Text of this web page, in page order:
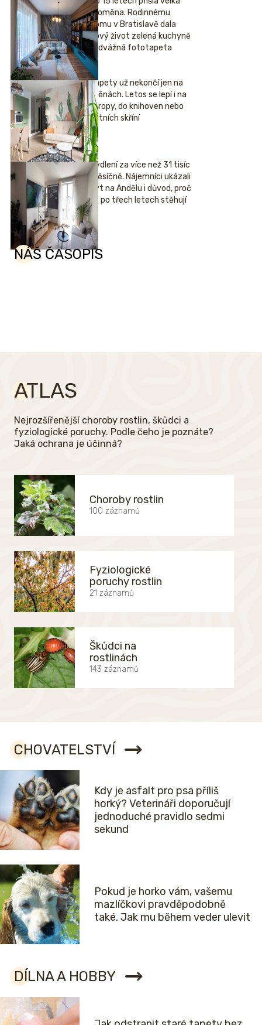
proměna. Rodinnému
domu v Bratislavě dala
nový život zelená kuchyně
i odvážná fototapeta
Tapety už nekončí jen na
stěnách. Letos se lepí i na
stropy, do knihoven nebo
šatních skříní
Bydlení za více než 31 tisíc
měsíčně. Nájemníci ukázali
byt na Andělu i důvod, proč
se po třech letech stěhují
NÁŠ ČASOPIS
ATLAS
Nejrozšířenější choroby rostlin, škůdci a
fyziologické poruchy. Podle čeho je poznáte?
Jaká ochrana je účinná?
Choroby rostlin
100 záznamů
Fyziologické
poruchy rostlin
21 záznamů
Škůdci na
rostlinách
143 záznamů
CHOVATELSTVÍ
Kdy je asfalt pro psa příliš
horký? Veterináři doporučují
jednoduché pravidlo sedmi
sekund
Pokud je horko vám, vašemu
mazlíčkovi pravděpodobně
také. Jak mu během veder ulevit
DÍLNA A HOBBY